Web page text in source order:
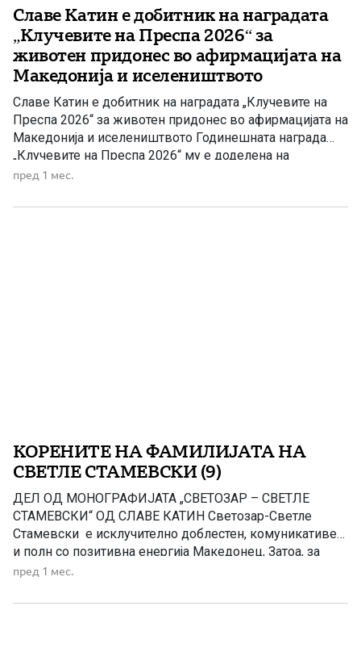
Славе Катин е добитник на наградата
„Клучевите на Преспа 2026“ за
животен придонес во афирмацијата на
Македонија и иселеништвото
Славе Катин е добитник на наградата „Клучевите на
Преспа 2026“ за животен придонес во афирмацијата на
Македонија и иселеништвото Годинешната награда
„Клучевите на Преспа 2026“ му е доделена на
истакнатиот македонски публицист, новинар и
достигнувања во публицистиката, науката и
пред 1 мес.
КОРЕНИТЕ НА ФАМИЛИЈАТА НА
СВЕТЛЕ СТАМЕВСКИ (9)
ДЕЛ ОД МОНОГРАФИЈАТА „СВЕТОЗАР – СВЕТЛЕ
СТАМЕВСКИ“ ОД СЛАВЕ КАТИН Светозар-Светле
Стамевски е исклучително доблестен, комуникативен
и полн со позитивна енергија Македонец, Затоа, за
подобро да го портретираме неговиот лик и воопшто
наназад Инаку, бабата Менка која била најмала,
пред 1 мес.